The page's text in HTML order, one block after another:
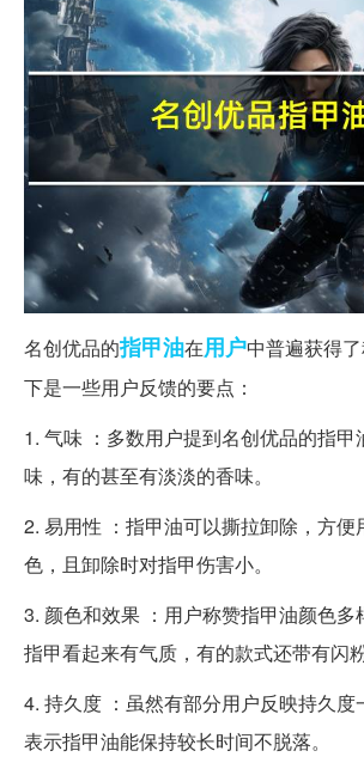
名创优品的指甲油在用户中普遍获得
下是一些用户反馈的要点：
1. 气味 ：多数用户提到名创优品的指
味，有的甚至有淡淡的香味。
2. 易用性 ：指甲油可以撕拉卸除，方便
色，且卸除时对指甲伤害小。
3. 颜色和效果 ：用户称赞指甲油颜色
指甲看起来有气质，有的款式还带有闪粉
4. 持久度 ：虽然有部分用户反映持久度
表示指甲油能保持较长时间不脱落。